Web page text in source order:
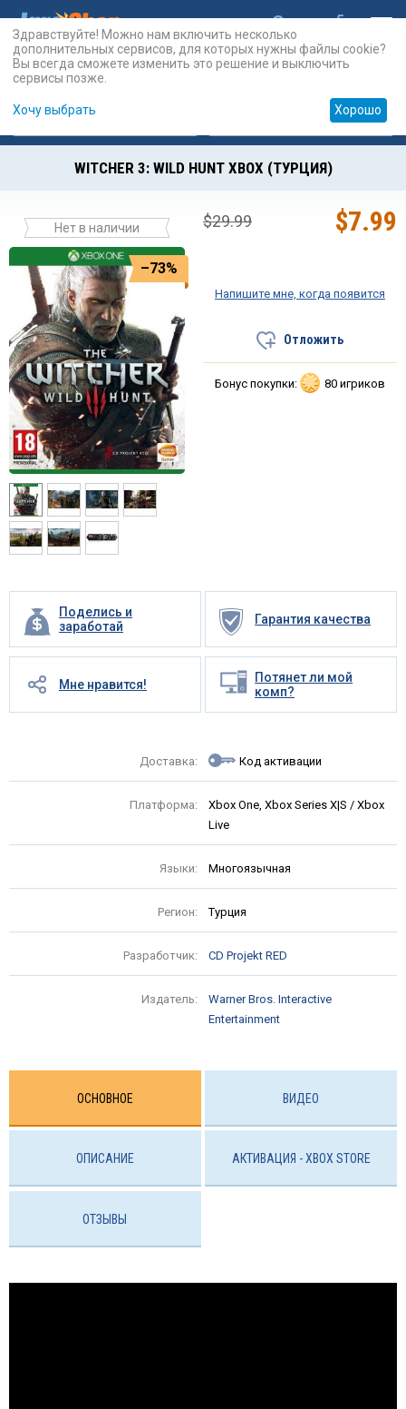
Карты Prepaid
WITCHER 3: WILD HUNT XBOX (ТУРЦИЯ)
Нет в наличии
–73%
Поделись и
заработай
Гарантия качества
Мне нравится!
Потянет ли мой
комп?
Доставка: Код активации
Платформа:
Xbox One, Xbox Series X|S / Xbox
Live
Языки: Многоязычная
Регион: Турция
Разработчик: CD Projekt RED
Издатель:
Warner Bros. Interactive
Entertainment
$7.99
$29.99
Напишите мне, когда появится
Отложить
Бонус покупки: 80 игриков
ОСНОВНОЕ ВИДЕО
ОПИСАНИЕ АКТИВАЦИЯ - ХBOX STORE
ОТЗЫВЫ
Здравствуйте! Можно нам включить несколько
дополнительных сервисов, для которых нужны файлы cookie?
Вы всегда сможете изменить это решение и выключить
сервисы позже.
Хочу выбрать Хорошо